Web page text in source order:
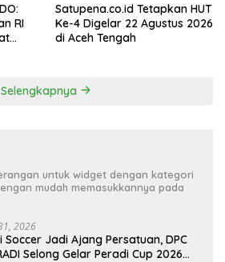
RI
Satupena.co.id Tetapkan HUT
Ke-4 Digelar 22 Agustus 2026
di Aceh Tengah
Selengkapnya
untuk widget dengan kategori
mudah memasukkannya pada
2026
Soccer Jadi Ajang Persatuan, DPC
Selong Gelar Peradi Cup 2026